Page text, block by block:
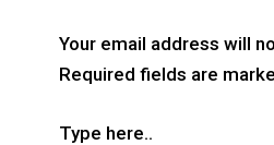
Your email address will
Required fields are
Type here..